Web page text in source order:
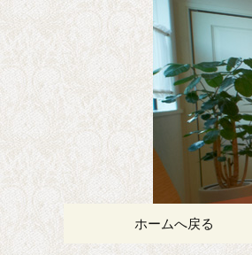
白
ス
記念日やデ
コンテンツへ移動
ホームへ戻る